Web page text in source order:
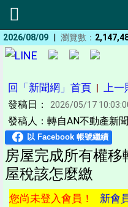
2026/08/09 | 瀏覽數：
回「新聞網」首頁 | 上一
發稿日： 2026/05/17
發稿人：轉自AN不動產新
房屋完成所有權
屋稅該怎麼繳
您尚未登入會員！ 新會